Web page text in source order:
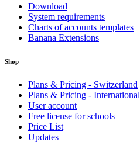
Download
System requirements
Charts of accounts templates
Banana Extensions
Shop
Plans & Pricing - Switzerland
Plans & Pricing - International
User account
Free license for schools
Price List
Updates